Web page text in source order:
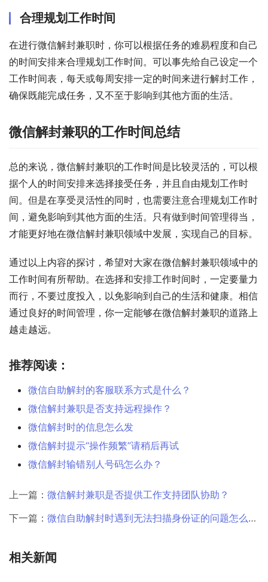
合理规划工作时间
在进行微信解封兼职时，你可以根据任务的难易程度和自己
的时间安排来合理规划工作时间。可以事先给自己设定一个
工作时间表，每天或每周安排一定的时间来进行解封工作，
确保既能完成任务，又不至于影响到其他方面的生活。
微信解封兼职的工作时间总结
总的来说，微信解封兼职的工作时间是比较灵活的，可以根
据个人的时间安排来选择接受任务，并且自由规划工作时
间。但是在享受灵活性的同时，也需要注意合理规划工作时
间，避免影响到其他方面的生活。只有做到时间管理得当，
才能更好地在微信解封兼职领域中发展，实现自己的目标。
通过以上内容的探讨，希望对大家在微信解封兼职领域中的
工作时间有所帮助。在选择和安排工作时间时，一定要量力
而行，不要过度投入，以免影响到自己的生活和健康。相信
通过良好的时间管理，你一定能够在微信解封兼职的道路上
越走越远。
推荐阅读：
微信自助解封的客服联系方式是什么？
微信解封兼职是否支持远程操作？
微信解封时的信息怎么发
微信解封提示“操作频繁”请稍后再试
微信解封输错别人号码怎么办？
上一篇： 微信解封兼职是否提供工作支持团队协助？
下一篇： 微信自助解封时遇到无法扫描身份证的问题怎么办？
相关新闻